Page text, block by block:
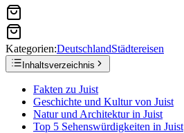
Kategorien:DeutschlandStädtereisen
Inhaltsverzeichnis
Fakten zu Juist
Geschichte und Kultur von Juist
Natur und Architektur in Juist
Top 5 Sehenswürdigkeiten in Juist